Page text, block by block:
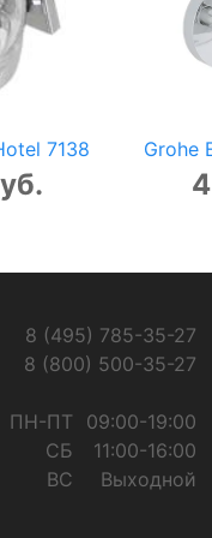
7138
Grohe
8 (495) 785-35-27
8 (800) 500-35-27
ПН-ПТ
09:00-19:00
СБ
11:00-16:00
ВС
Выходной